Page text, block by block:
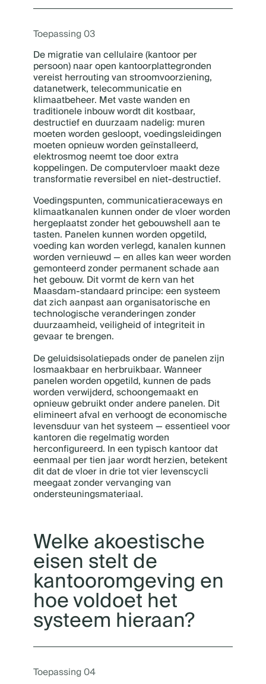
Toepassing 03
De migratie van cellulaire (kantoor per
persoon) naar open kantoorplattegronden
vereist herrouting van stroomvoorziening,
datanetwerk, telecommunicatie en
klimaatbeheer. Met vaste wanden en
traditionele inbouw wordt dit kostbaar,
destructief en duurzaam nadelig: muren
moeten worden gesloopt, voedingsleidingen
moeten opnieuw worden geïnstalleerd,
elektrosmog neemt toe door extra
koppelingen. De computervloer maakt deze
transformatie reversibel en niet-destructief.
Voedingspunten, communicatieraceways en
klimaatkanalen kunnen onder de vloer worden
hergeplaatst zonder het gebouwshell aan te
tasten. Panelen kunnen worden opgetild,
voeding kan worden verlegd, kanalen kunnen
worden vernieuwd — en alles kan weer worden
gemonteerd zonder permanent schade aan
het gebouw. Dit vormt de kern van het
Maasdam-standaard principe: een systeem
dat zich aanpast aan organisatorische en
technologische veranderingen zonder
duurzaamheid, veiligheid of integriteit in
gevaar te brengen.
De geluidsisolatiepads onder de panelen zijn
losmaakbaar en herbruikbaar. Wanneer
panelen worden opgetild, kunnen de pads
worden verwijderd, schoongemaakt en
opnieuw gebruikt onder andere panelen. Dit
elimineert afval en verhoogt de economische
levensduur van het systeem — essentieel voor
kantoren die regelmatig worden
herconfigureerd. In een typisch kantoor dat
eenmaal per tien jaar wordt herzien, betekent
dit dat de vloer in drie tot vier levenscycli
meegaat zonder vervanging van
ondersteuningsmateriaal.
Welke akoestische
eisen stelt de
kantooromgeving en
hoe voldoet het
systeem hieraan?
Toepassing 04